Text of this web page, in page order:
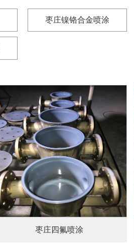
枣庄镍铬合金喷涂
枣庄四氟喷涂
查看详情+